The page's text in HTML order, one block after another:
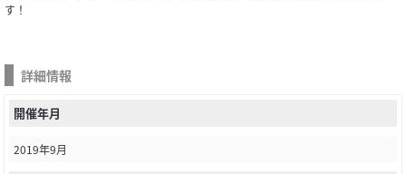
す！
詳細情報
開催年月
2019年9月